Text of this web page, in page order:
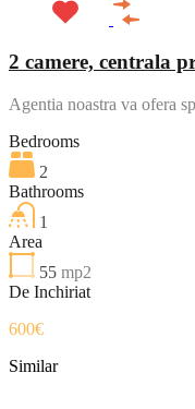
2 camere, centrala
Agentia noastra va ofera
Bedrooms
2
Bathrooms
1
Area
55 mp2
De Inchiriat
600€
Similar